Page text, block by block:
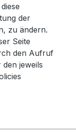
der
zu ändern.
Seite
den Aufruf
jeweils